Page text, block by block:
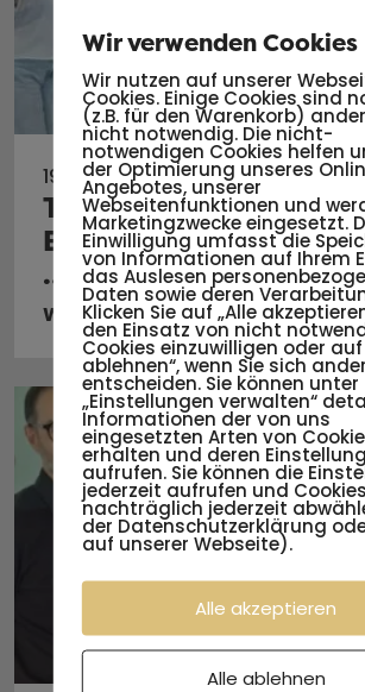
19.06.2026
The Power of Non-
Education: Ring goes
…
Weiterlesen
Wir verwenden Cookies
Wir nutzen auf unserer
Cookies. Einige Cookies sind
(z.B. für den Warenkorb)
nicht notwendig. Die nicht-
notwendigen Cookies helfen
der Optimierung unseres
Angebotes, unserer
Webseitenfunktionen und
Marketingzwecke eingesetzt.
Einwilligung umfasst die
von Informationen auf Ihrem
das Auslesen
Daten sowie deren
Klicken Sie auf „Alle
den Einsatz von nicht
Cookies einzuwilligen oder auf
ablehnen“, wenn Sie sich
entscheiden. Sie können unter
„Einstellungen verwalten“
Informationen der von uns
eingesetzten Arten von
erhalten und deren
aufrufen. Sie können die
jederzeit aufrufen und
nachträglich jederzeit
der Datenschutzerklärung
auf unserer Webseite).
Alle akzeptieren
Alle ablehnen